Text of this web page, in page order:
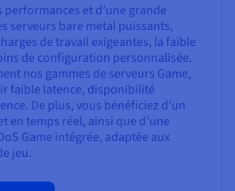
et d’une grande
serveurs bare metal puissants,
de travail exigeantes, la faible
de configuration personnalisée.
nos gammes de serveurs Game,
faible latence, disponibilité
De plus, vous bénéficiez d’un
en temps réel, ainsi que d’une
Game intégrée, adaptée aux
jeu.